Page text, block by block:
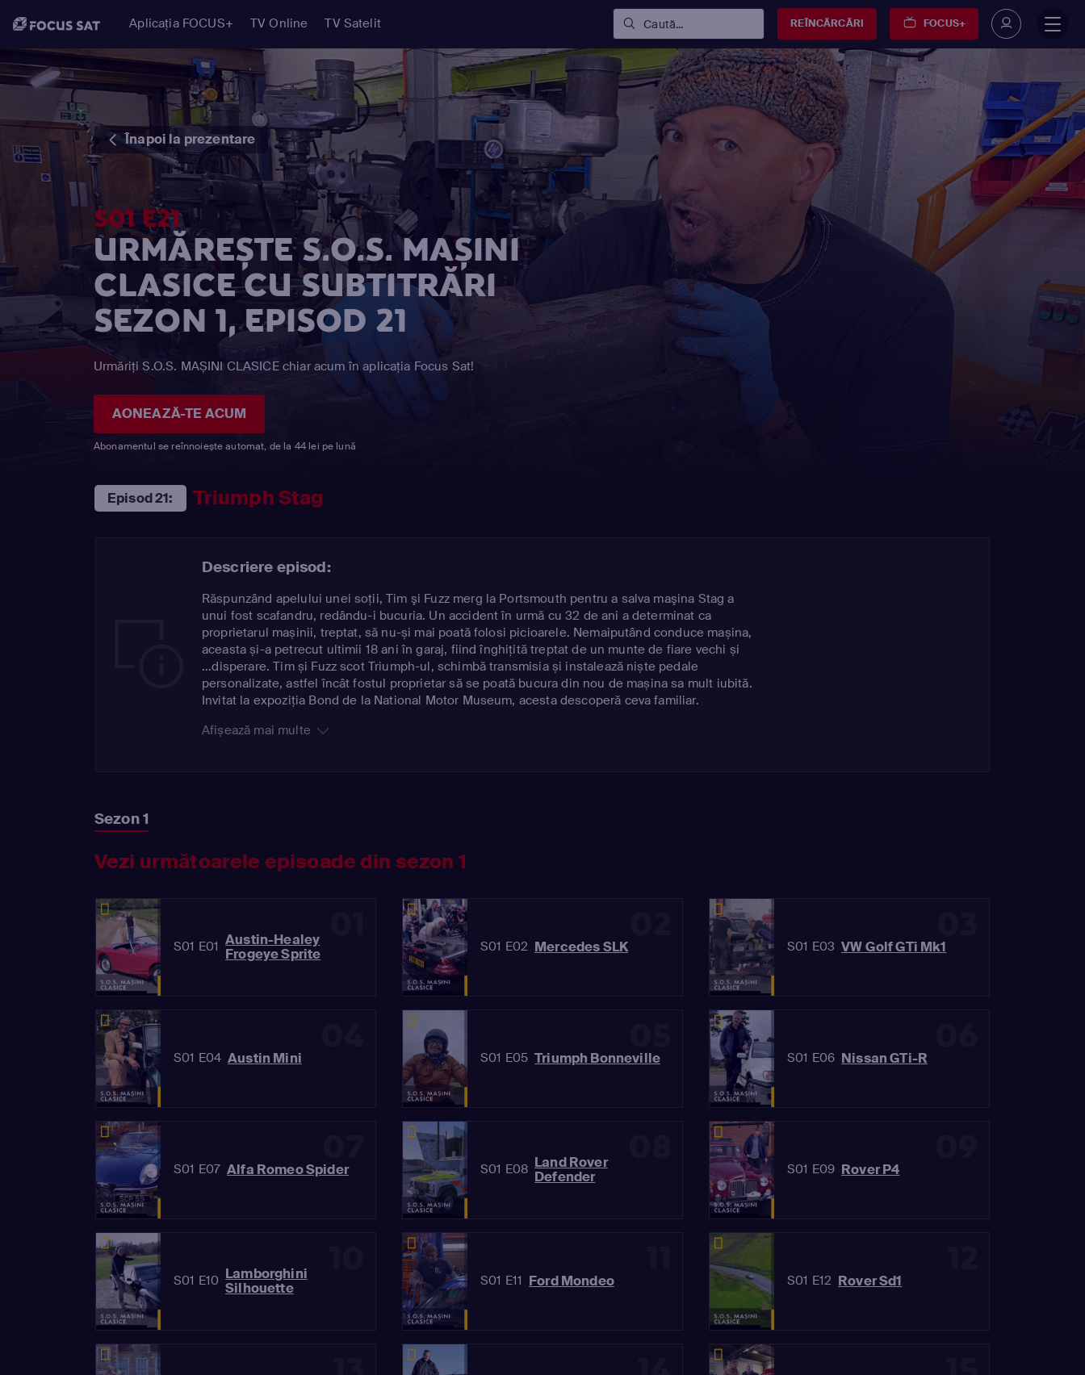
Aplicația FOCUS+ TV Online TV Satelit Caută... REÎNCĂRCĂRI FOCUS+
Înapoi la prezentare
S01 E21
URMĂREȘTE S.O.S. MAȘINI
CLASICE CU SUBTITRĂRI
SEZON 1, EPISOD 21
Urmăriți S.O.S. MAȘINI CLASICE chiar acum în aplicația Focus Sat!
AONEAZĂ-TE ACUM
Abonamentul se reînnoiește automat, de la 44 lei pe lună
Episod 21: Triumph Stag
Descriere episod:
Răspunzând apelului unei soţii, Tim şi Fuzz merg la Portsmouth pentru a salva maşina Stag a
unui fost scafandru, redându-i bucuria. Un accident în urmă cu 32 de ani a determinat ca
proprietarul mașinii, treptat, să nu-și mai poată folosi picioarele. Nemaiputând conduce mașina,
aceasta și-a petrecut ultimii 18 ani în garaj, fiind înghițită treptat de un munte de fiare vechi și
...disperare. Tim și Fuzz scot Triumph-ul, schimbă transmisia și instalează niște pedale
personalizate, astfel încât fostul proprietar să se poată bucura din nou de mașina sa mult iubită.
Invitat la expoziția Bond de la National Motor Museum, acesta descoperă ceva familiar.
Afișează mai multe
Sezon 1
Vezi următoarele episoade din sezon 1
S01 E01 Austin-Healey
Frogeye Sprite
S01 E02 Mercedes SLK S01 E03 VW Golf GTi Mk1
S01 E04 Austin Mini S01 E05 Triumph Bonneville S01 E06 Nissan GTi-R
S01 E07 Alfa Romeo Spider S01 E08 Land Rover
Defender
S01 E09 Rover P4
S01 E10 Lamborghini
Silhouette
S01 E11 Ford Mondeo S01 E12 Rover Sd1